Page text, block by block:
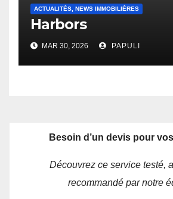
ACTUALITÉS, NEWS IMMOBILIÈRES
Harbors
MAR 30, 2026 PAPULI
Besoin d’un devis pour
Découvrez ce service testé,
recommandé par notre